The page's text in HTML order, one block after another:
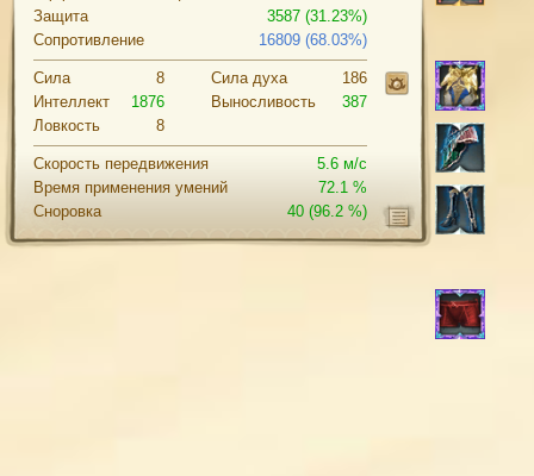
Защита
3587 (31.23%)
Сопротивление
16809 (68.03%)
Сила
8
Интеллект
1876
Ловкость
8
Cила духа
186
Выносливость
387
Скорость передвижения
5.6 м/с
Время применения умений
72.1 %
Сноровка
(96.2 %)
40